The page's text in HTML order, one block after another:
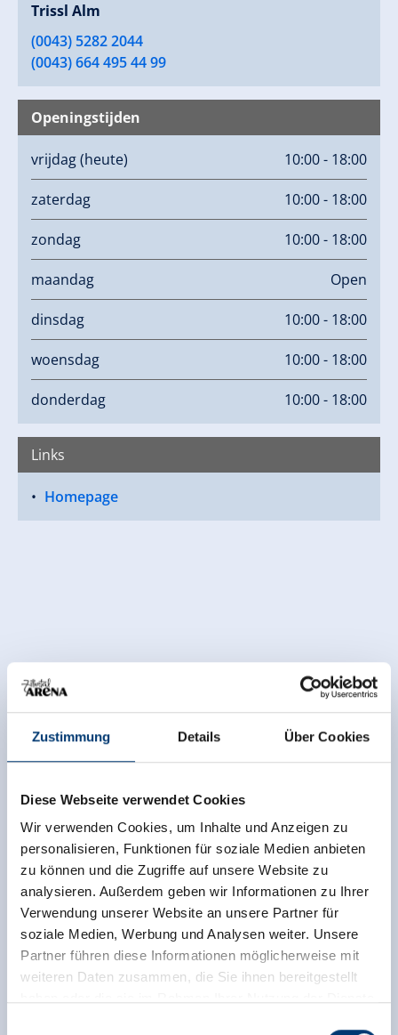
Zustimmung Details Über Cookies
Diese Webseite verwendet Cookies
Wir verwenden Cookies, um Inhalte und Anzeigen zu
personalisieren, Funktionen für soziale Medien anbieten
zu können und die Zugriffe auf unsere Website zu
analysieren. Außerdem geben wir Informationen zu Ihrer
Verwendung unserer Website an unsere Partner für
soziale Medien, Werbung und Analysen weiter. Unsere
Partner führen diese Informationen möglicherweise mit
weiteren Daten zusammen, die Sie ihnen bereitgestellt
Trissl Alm
(0043) 5282 2044
(0043) 664 495 44 99
Openingstijden
vrijdag(heute) 10:00 - 18:00
zaterdag 10:00 - 18:00
zondag 10:00 - 18:00
maandag Open
dinsdag 10:00 - 18:00
woensdag 10:00 - 18:00
donderdag 10:00 - 18:00
Links
Homepage